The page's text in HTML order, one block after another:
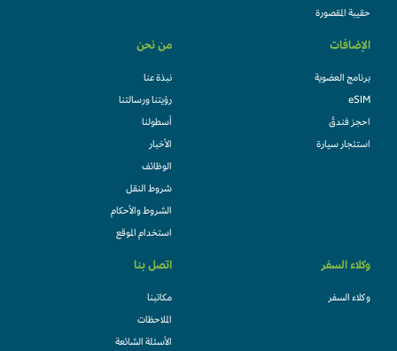
حقيبة المقصورة
الإضافات
برنامج العضوية
eSIM
احجز فندقً
استئجار سيارة
من نحن
نبذة عنا
رؤيتنا ورسالتنا
أسطولنا
الأخبار
الوظائف
شروط النقل
الشروط والأحكام
استخدام الموقع
وكلاء السفر
وكلاء السفر
اتصل بنا
مكاتبنا
الملاحظات
الأسئلة الشائعة